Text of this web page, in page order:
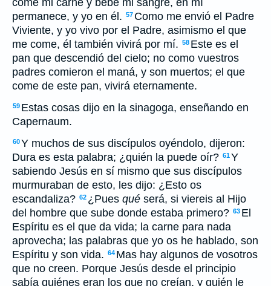
come mi carne y bebe mi sangre, en mí
permanece, y yo en él. 57 Como me envió el Padre
Viviente, y yo vivo por el Padre, asimismo el que
me come, él también vivirá por mí. 58 Este es el
pan que descendió del cielo; no como vuestros
padres comieron el maná, y son muertos; el que
come de este pan, vivirá eternamente.
59 Estas cosas dijo en la sinagoga, enseñando en
Capernaum.
60Y muchos de sus discípulos oyéndolo, dijeron:
Dura es esta palabra; ¿quién la puede oír? 61Y
sabiendo Jesús en sí mismo que sus discípulos
murmuraban de esto, les dijo: ¿Esto os
escandaliza? 62 ¿Pues qué será, si viereis al Hijo
del hombre que sube donde estaba primero? 63 El
Espíritu es el que da vida; la carne para nada
aprovecha; las palabras que yo os he hablado, son
Espíritu y son vida. 64 Mas hay algunos de vosotros
que no creen. Porque Jesús desde el principio
sabía quiénes eran los que no creían, y quién le